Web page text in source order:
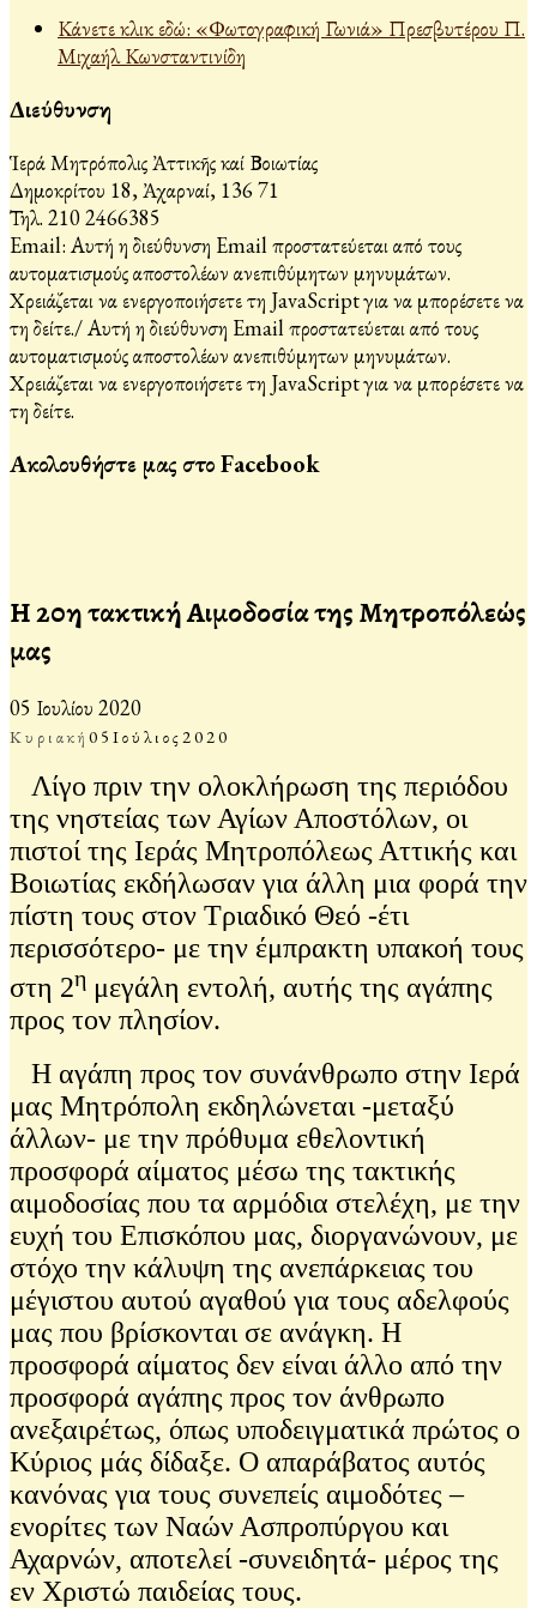
Κάνετε κλικ εδώ: «Φωτογραφική Γωνιά» Πρεσβυτέρου Π.
Μιχαήλ Κωνσταντινίδη
Διεύθυνση
Ἱερά Μητρόπολις Ἀττικῆς καί Βοιωτίας
Δημοκρίτου 18, Ἀχαρναί, 136 71
Τηλ. 210 2466385
Email: Αυτή η διεύθυνση Email προστατεύεται από τους
αυτοματισμούς αποστολέων ανεπιθύμητων μηνυμάτων.
Χρειάζεται να ενεργοποιήσετε τη JavaScript για να μπορέσετε να
τη δείτε./Αυτή η διεύθυνση Email προστατεύεται από τους
αυτοματισμούς αποστολέων ανεπιθύμητων μηνυμάτων.
Χρειάζεται να ενεργοποιήσετε τη JavaScript για να μπορέσετε να
τη δείτε.
Ακολουθήστε μας στο Facebook
Η 20η τακτική Αιμοδοσία της Μητροπόλεώς
μας
05 Ιουλίου 2020
Κυριακή05 Ιούλιος2020
Λίγο πριν την ολοκλήρωση της περιόδου
της νηστείας των Αγίων Αποστόλων, οι
πιστοί της Ιεράς Μητροπόλεως Αττικής και
Βοιωτίας εκδήλωσαν για άλλη μια φορά την
πίστη τους στον Τριαδικό Θεό -έτι
περισσότερο- με την έμπρακτη υπακοή τους
στη 2η μεγάλη εντολή, αυτής της αγάπης
προς τον πλησίον.
Η αγάπη προς τον συνάνθρωπο στην Ιερά
μας Μητρόπολη εκδηλώνεται -μεταξύ
άλλων- με την πρόθυμα εθελοντική
προσφορά αίματος μέσω της τακτικής
αιμοδοσίας που τα αρμόδια στελέχη, με την
ευχή του Επισκόπου μας, διοργανώνουν, με
στόχο την κάλυψη της ανεπάρκειας του
μέγιστου αυτού αγαθού για τους αδελφούς
μας που βρίσκονται σε ανάγκη. Η
προσφορά αίματος δεν είναι άλλο από την
προσφορά αγάπης προς τον άνθρωπο
ανεξαιρέτως, όπως υποδειγματικά πρώτος ο
Κύριος μάς δίδαξε. Ο απαράβατος αυτός
κανόνας για τους συνεπείς αιμοδότες –
ενορίτες των Ναών Ασπροπύργου και
Αχαρνών, αποτελεί -συνειδητά- μέρος της
εν Χριστώ παιδείας τους.